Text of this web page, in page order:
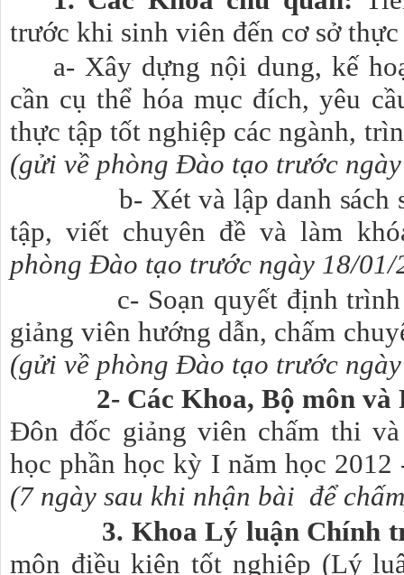
trước khi sinh viên đến cơ sở
a- Xây dựng nội dung, kế
cần cụ thể hóa mục đích, yêu
thực tập tốt nghiệp các ngành,
(gửi về phòng Đào tạo trước
b- Xét và lập danh
tập, viết chuyên đề và làm
phòng Đào tạo trước ngày 18/01/
c- Soạn quyết định trình
giảng viên hướng dẫn, chấm
(gửi về phòng Đào tạo trước
2- Các Khoa, Bộ môn
Đôn đốc giảng viên chấm thi
học phần học kỳ I năm học
(7 ngày sau khi nhận bài để
3. Khoa Lý luận Chính
môn điều kiện tốt nghiệp (Lý